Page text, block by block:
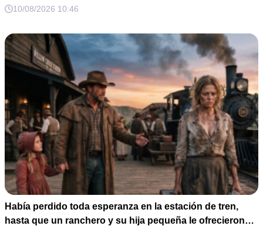
10/08/2026 10:46
Había perdido toda esperanza en la estación de tren,
hasta que un ranchero y su hija pequeña le ofrecieron